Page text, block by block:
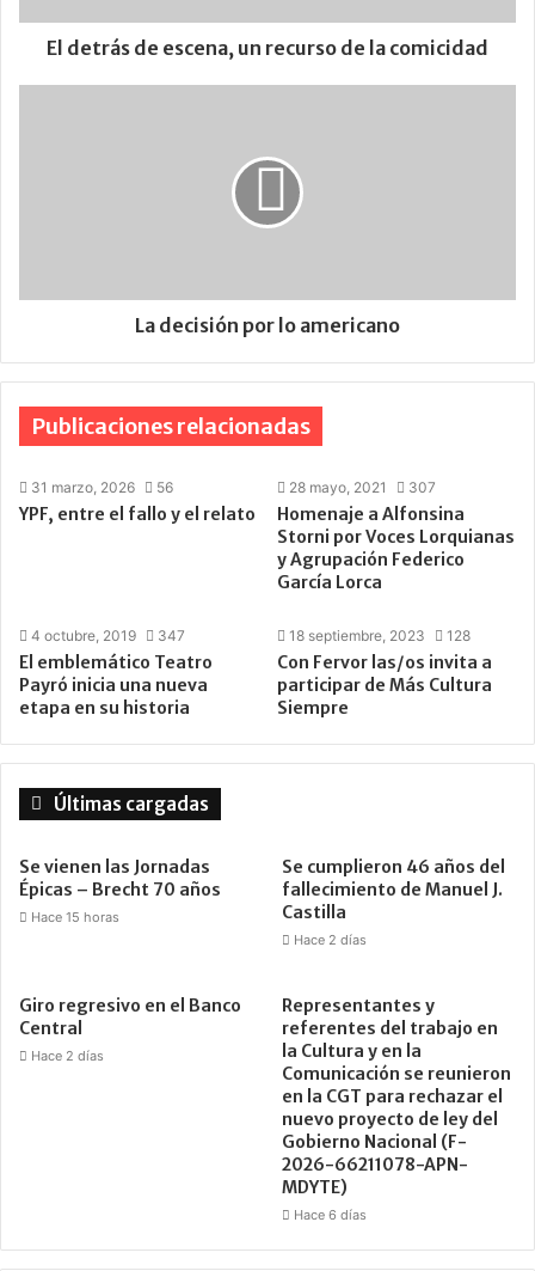
El detrás de escena, un recurso de la comicidad
La decisión por lo americano
Publicaciones relacionadas
31 marzo, 2026 56
YPF, entre el fallo y el relato
28 mayo, 2021 307
Homenaje a Alfonsina
Storni por Voces Lorquianas
y Agrupación Federico
García Lorca
4 octubre, 2019 347
El emblemático Teatro
Payró inicia una nueva
etapa en su historia
18 septiembre, 2023 128
Con Fervor las/os invita a
participar de Más Cultura
Siempre
Últimas cargadas
Se vienen las Jornadas
Épicas – Brecht 70 años
Hace 15 horas
Se cumplieron 46 años del
fallecimiento de Manuel J.
Castilla
Hace 2 días
Giro regresivo en el Banco
Central
Hace 2 días
Representantes y
referentes del trabajo en
la Cultura y en la
Comunicación se reunieron
en la CGT para rechazar el
nuevo proyecto de ley del
Gobierno Nacional (F-
2026-66211078-APN-
MDYTE)
Hace 6 días